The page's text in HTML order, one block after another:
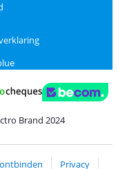
PayPal
Brand 2024
Privacy